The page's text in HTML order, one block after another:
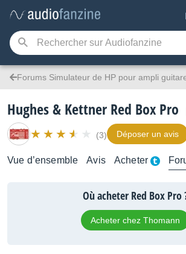
Forums Simulateur de HP pour ampli
Hughes & Kettner Red Box Pro
(3) Déposer un avis
Vue d’ensemble Avis Acheter
Où acheter Red Box Pro
Acheter chez Thomann